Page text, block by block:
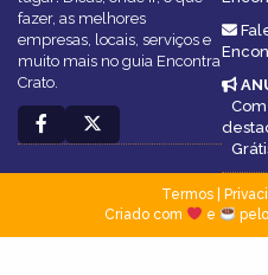
fazer, as melhores
empresas, locais, serviços e
muito mais no guia Encontra
Crato.
Com
Termos|
Criado com
e